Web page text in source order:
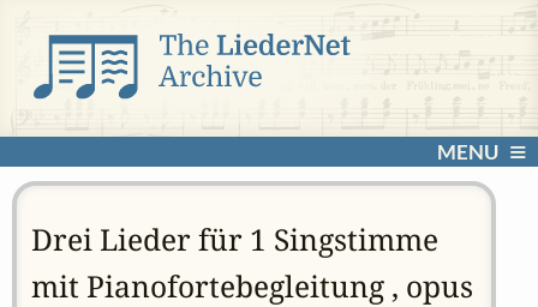
MENU
Drei Lieder für 1 Singstimme
mit Pianofortebegleitung , opus